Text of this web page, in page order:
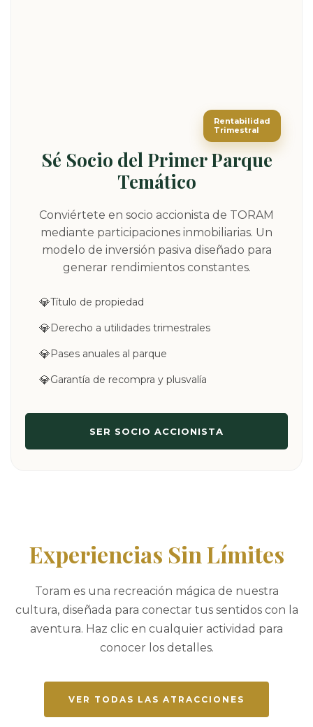
Rentabilidad
Trimestral
Sé Socio del Primer Parque
Temático
Conviértete en socio accionista de TORAM
mediante participaciones inmobiliarias. Un
modelo de inversión pasiva diseñado para
generar rendimientos constantes.
Título de propiedad
Derecho a utilidades trimestrales
Pases anuales al parque
Garantía de recompra y plusvalía
SER SOCIO ACCIONISTA
Experiencias Sin Límites
Toram es una recreación mágica de nuestra
cultura, diseñada para conectar tus sentidos con la
aventura. Haz clic en cualquier actividad para
conocer los detalles.
VER TODAS LAS ATRACCIONES